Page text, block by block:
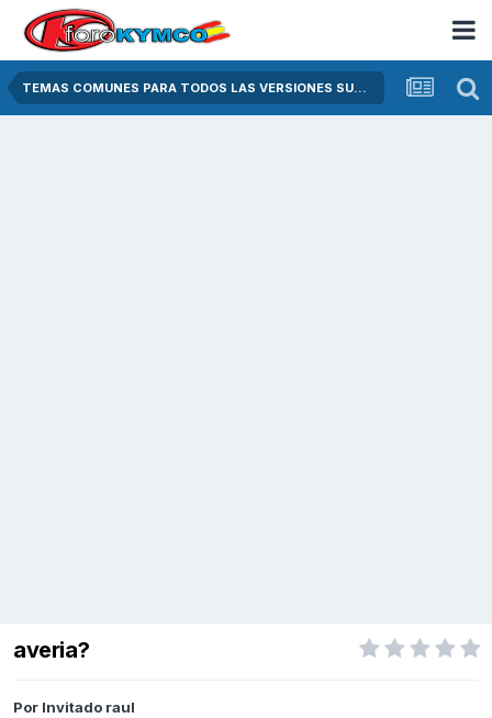
TEMAS COMUNES PARA TODOS LAS VERSIONES SUPER DINK
averia?
Por Invitado raul